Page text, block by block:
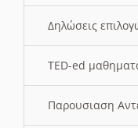
Δηλώσεις
TED-ed
Παρουσιαση